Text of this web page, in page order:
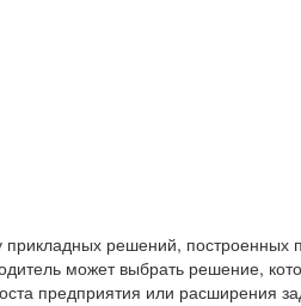
решений,
может выбрать решение,
предприятия или расширения